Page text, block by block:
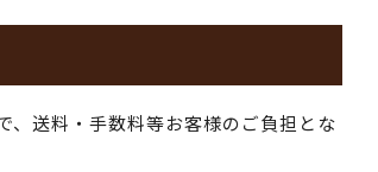
、送料・手数料等お客様のご負担とな